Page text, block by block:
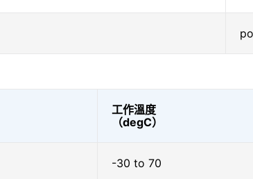
工作溫度
（degC）
-30 to 70